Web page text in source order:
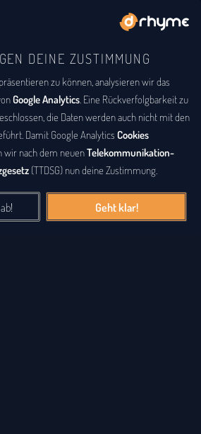
DEINE ZUSTIMMUNG
zu können, analysieren wir das
Google Analytics. Eine Rückverfolgbarkeit zu
die Daten werden auch nicht mit den
Damit Google Analytics Cookies
wir nach dem neuenTelekommunikation-
(TTDSG) nun deine Zustimmung.
Geht klar!
Lyrik
Gedichten, Lyriken, Songtexten, Raps
gesammelteLyrikder letzten Jahre,
sortiert, findest du hier. Sei auch